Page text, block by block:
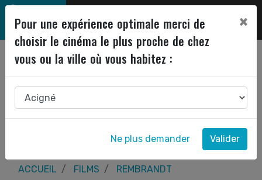
ACCUEIL FILMS REMBRANDT
Pour une expérience optimale merci de
choisir le cinéma le plus proche de chez
vous ou la ville où vous habitez :
×
Ne plus demander Valider